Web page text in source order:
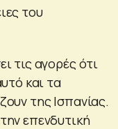
του
τις αγορές ότι
και τα
της Ισπανίας.
επενδυτική